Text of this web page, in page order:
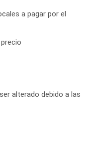
a pagar por el
alterado debido a las